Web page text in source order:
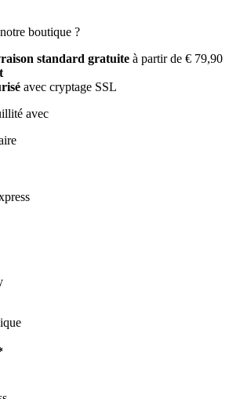
boutique ?
standard gratuite à partir de € 79,90
avec cryptage SSL
avec